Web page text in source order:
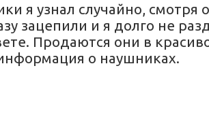
я узнал случайно, смотря
зацепили и я долго не
Продаются они в
о наушниках.